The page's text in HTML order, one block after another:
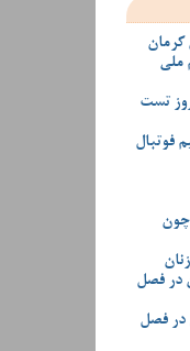
کرمان
ملی
تست
فوتبال
چون
در فصل
در فصل